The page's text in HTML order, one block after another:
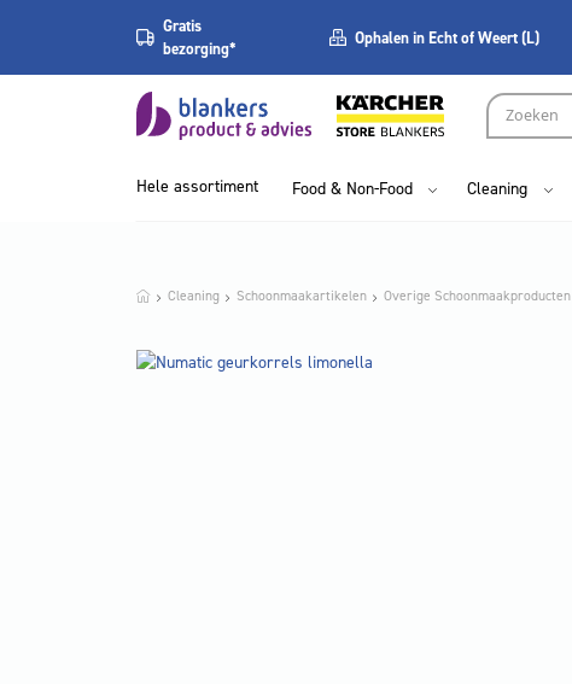
Gratis
bezorging*
Ophalen in Echt of Weert (L)
Hele assortiment Food & Non-Food Cleaning
Cleaning Schoonmaakartikelen Overige Schoonmaakproducten